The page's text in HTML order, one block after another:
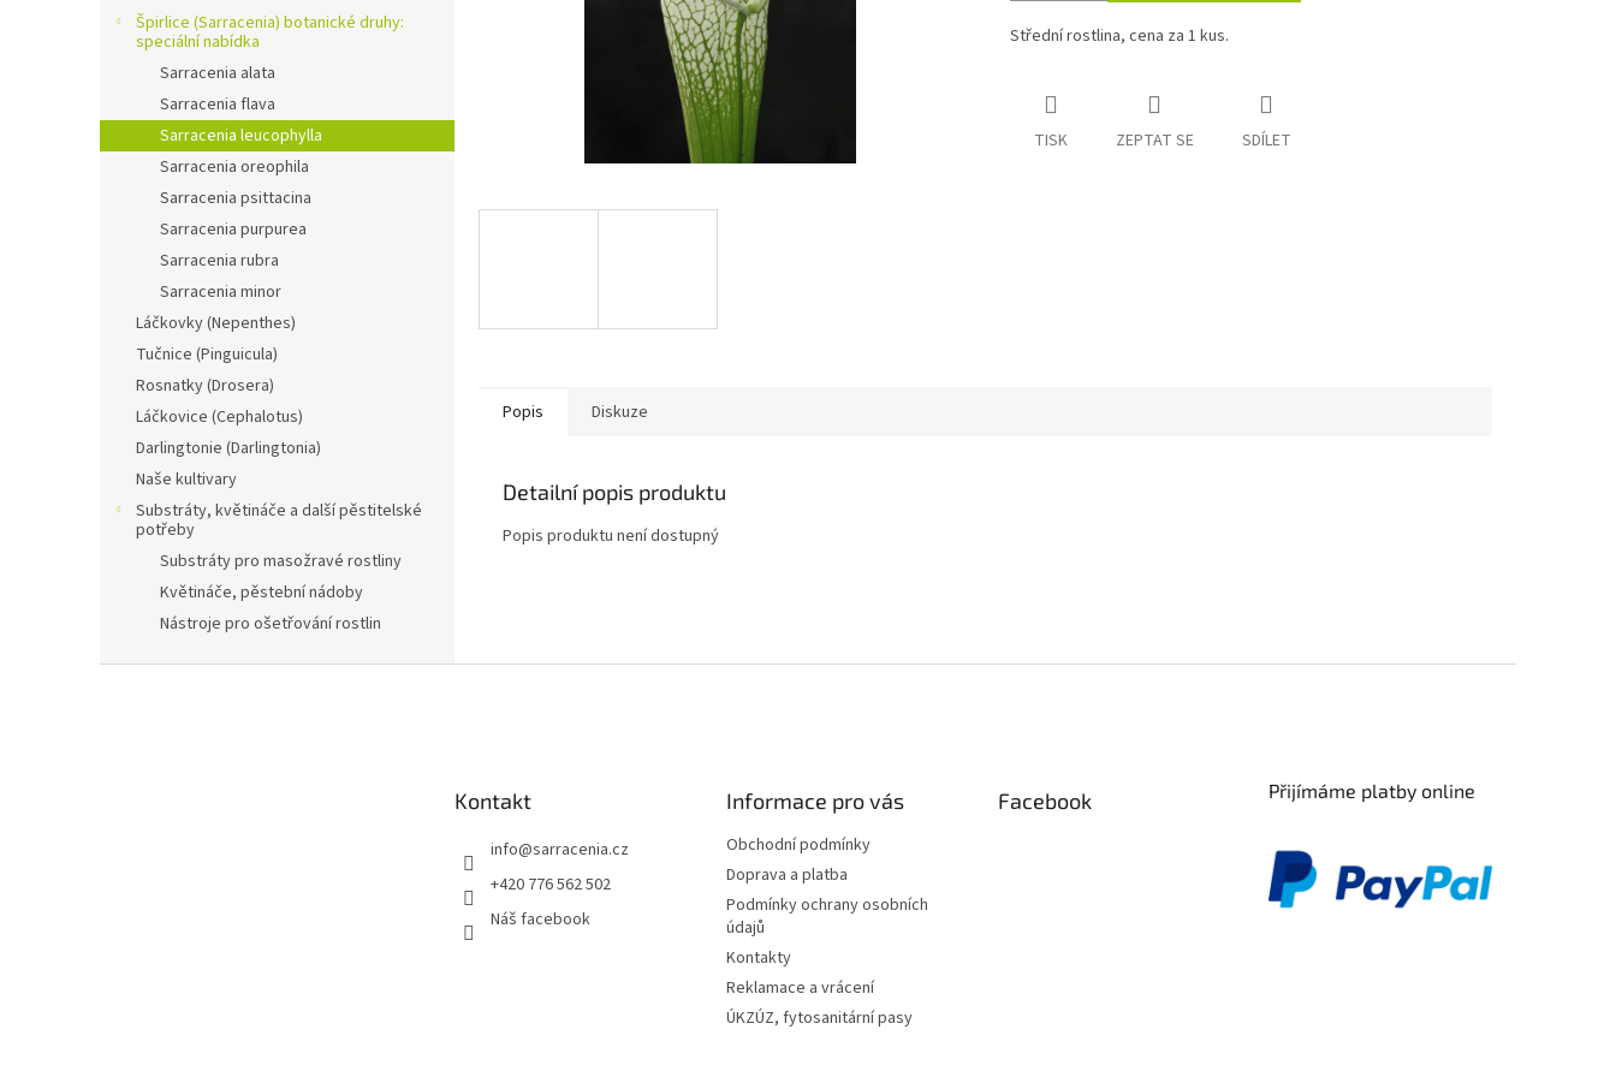
Špirlice (Sarracenia) botanické druhy:
speciální nabídka
Sarracenia alata
Sarracenia flava
Sarracenia leucophylla
Sarracenia oreophila
Sarracenia psittacina
Sarracenia purpurea
Sarracenia rubra
Sarracenia minor
Láčkovky (Nepenthes)
Tučnice (Pinguicula)
Rosnatky (Drosera)
Láčkovice (Cephalotus)
Darlingtonie (Darlingtonia)
Naše kultivary
Substráty, květináče a další pěstitelské
potřeby
Substráty pro masožravé rostliny
Květináče, pěstební nádoby
Nástroje pro ošetřování rostlin
Střední rostlina, cena za 1 kus.
TISK ZEPTAT SE SDÍLET
Popis Diskuze
Detailní popis produktu
Popis produktu není dostupný
Kontakt
info@sarracenia.cz
+420 776 562 502
Náš facebook
Informace pro vás
Obchodní podmínky
Doprava a platba
Podmínky ochrany osobních
údajů
Kontakty
Reklamace a vrácení
ÚKZÚZ, fytosanitární pasy
Facebook Přijímáme platby online